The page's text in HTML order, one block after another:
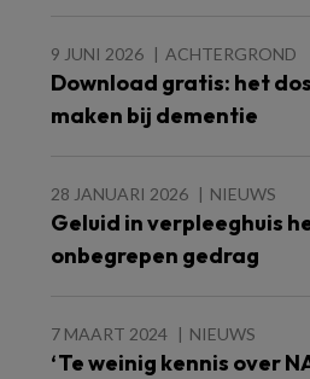
9 JUNI 2026 ACHTERGROND
Download gratis: het
maken bij dementie
28 JANUARI 2026 NIEUWS
Geluid in verpleeghuis
onbegrepen gedrag
7 MAART 2024 NIEUWS
‘Te weinig kennis over